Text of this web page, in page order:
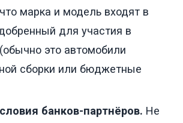
марка и модель входят в
для участия в
это автомобили
сборки или бюджетные
банков-партнёров. Не